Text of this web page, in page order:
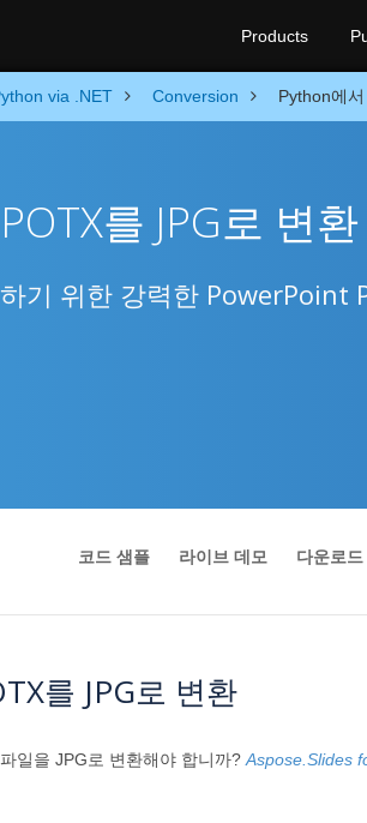
Products
via .NET Conversion Python에
를 JPG로 변환
하기 위한 강력한 PowerPoint
코드 샘플 라이브 데모 다운로드
를 JPG로 변환
일을 JPG로 변환해야 합니까? Aspose.Slides